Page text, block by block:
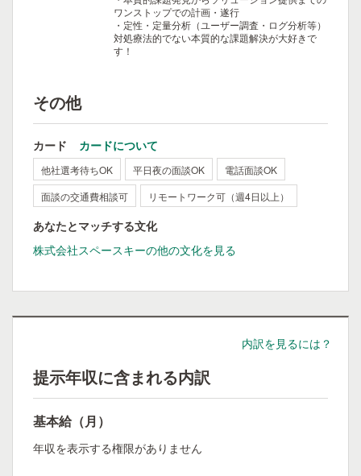
ワンストップでの計画・遂行
・定性・定量分析（ユーザー調査・ログ分析等）
対処療法的でない本質的な課題解決が大好きで
す！
その他
カード カードについて
他社選考待ちOK 平日夜の面談OK
電話面談OK
面談の交通費相談可
リモートワーク可（週4日以上）
あなたとマッチする文化
株式会社スペースキーの他の文化を見る
内訳を見るには？
提示年収に含まれる内訳
基本給（月）
年収を表示する権限がありません